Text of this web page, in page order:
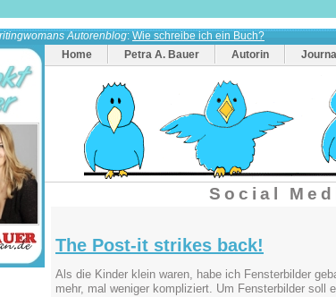
Autorenblog: Wie schreibe ich ein Buch?
Home
Petra A. Bauer Autorin
Social
The Post-it strikes back!
Als die Kinder klein waren, habe ich Fensterbilder
mehr, mal weniger kompliziert. Um Fensterbilder soll